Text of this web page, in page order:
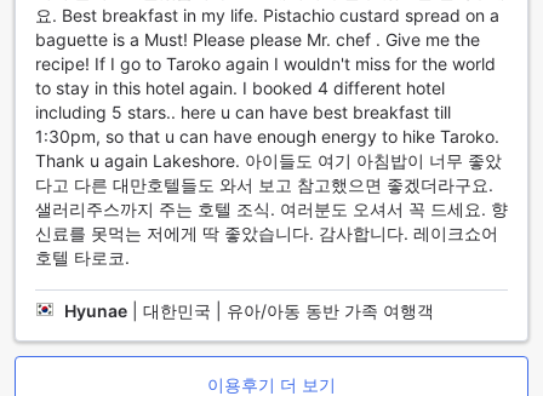
요. Best breakfast in my life. Pistachio custard spread on a
baguette is a Must! Please please Mr. chef . Give me the
recipe! If I go to Taroko again I wouldn't miss for the world
to stay in this hotel again. I booked 4 different hotel
including 5 stars.. here u can have best breakfast till
1:30pm, so that u can have enough energy to hike Taroko.
Thank u again Lakeshore. 아이들도 여기 아침밥이 너무 좋았
다고 다른 대만호텔들도 와서 보고 참고했으면 좋겠더라구요.
샐러리주스까지 주는 호텔 조식. 여러분도 오셔서 꼭 드세요. 향
신료를 못먹는 저에게 딱 좋았습니다. 감사합니다. 레이크쇼어
호텔 타로코.
Hyunae 대한민국 | 유아/아동 동반 가족 여행객
이용후기 더 보기